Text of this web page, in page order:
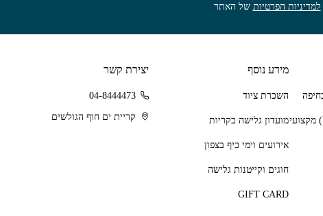
למדיניות הפרטיות של האתר
מידע נוסף
השכרת ציוד
מועדון גלישה בקריות
אירועים וימי כיף בצפון
חוגים וקייטנות גלישה
GIFT CARD
יצירת קשר
04-8444473
קריית ים חוף הגולשים